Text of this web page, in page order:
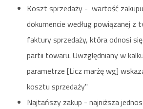
Koszt sprzedaży - wartość
dokumencie według powiązanej z
faktury sprzedaży, która odnosi
partii towaru. Uwzględniany w
parametrze [Licz marżę wg]
kosztu sprzedaży"
Najtańszy zakup - najniższa